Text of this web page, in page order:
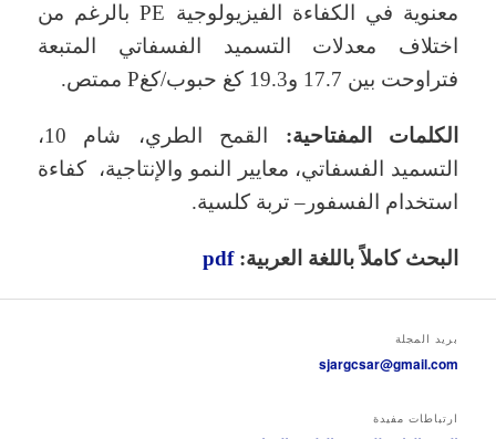
معنوية في الكفاءة الفيزيولوجية PE بالرغم من
اختلاف معدلات التسميد الفسفاتي المتبعة
فتراوحت بين 17.7 و19.3 كغ حبوب/كغP ممتص.
الكلمات المفتاحية:
القمح الطري، شام 10،
التسميد الفسفاتي، معايير النمو والإنتاجية، كفاءة
استخدام الفسفور– تربة كلسية.
البحث كاملاً باللغة العربية: pdf
بريد المجلة
sjargcsar@gmail.com
ارتباطات مفيدة